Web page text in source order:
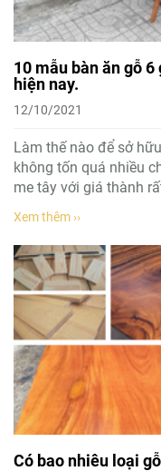
10 mẫu bàn ăn gỗ
hiện nay.
12/10/2021
Làm thế nào để sở
không tốn quá nhiều
me tây với giá thành
Xem thêm ››
Có bao nhiêu loại